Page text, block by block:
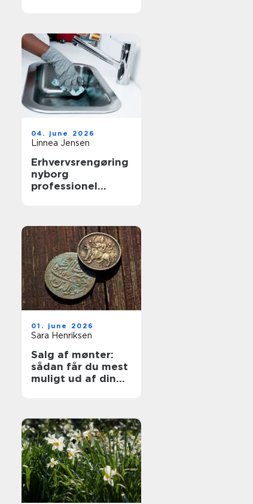
04. june 2026
Linnea Jensen
Erhvervsrengøring
nyborg
professionel
01. june 2026
Sara Henriksen
Salg af mønter:
sådan får du mest
muligt ud af din